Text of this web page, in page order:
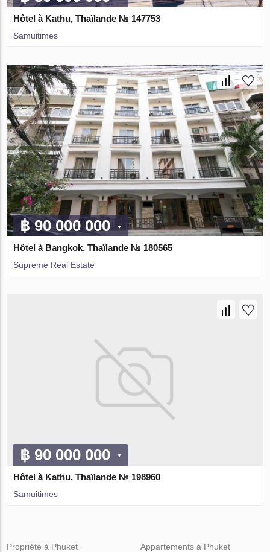
Hôtel à Kathu, Thaïlande № 147753
Samuitimes
฿ 90 000 000
Hôtel à Bangkok, Thaïlande № 180565
Supreme Real Estate
฿ 90 000 000
Hôtel à Kathu, Thaïlande № 198960
Samuitimes
Propriété à Phuket
Appartements à Phuket